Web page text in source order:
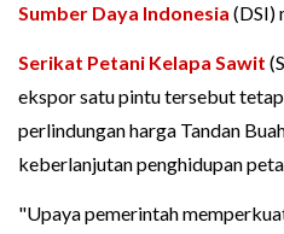
Sumber Daya Indonesia (DSI)
Serikat Petani Kelapa Sawit
ekspor satu pintu tersebut
perlindungan harga Tandan
keberlanjutan penghidupan
"Upaya pemerintah